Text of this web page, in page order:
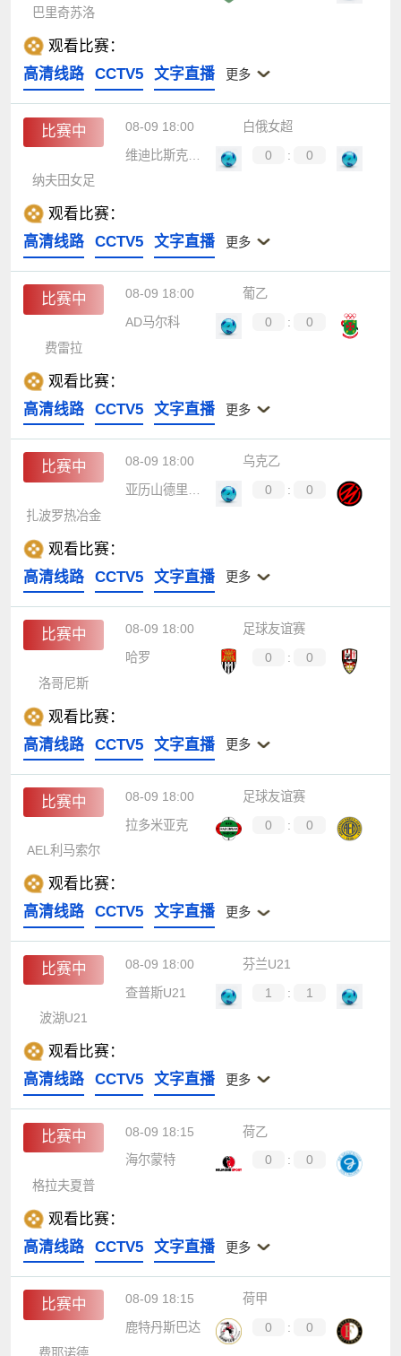
巴里奇苏洛
观看比赛：
高清线路
CCTV5 文字直播 更多
比赛中 08-09 18:00
白俄女超
维迪比斯克女足
0 :
0
纳夫田女足
观看比赛：
高清线路
CCTV5 文字直播 更多
比赛中 08-09 18:00
葡乙
AD马尔科
0 :
0
费雷拉
观看比赛：
高清线路
CCTV5 文字直播 更多
比赛中 08-09 18:00
乌克乙
0 :
0
扎波罗热冶金
观看比赛：
高清线路
CCTV5 文字直播 更多
比赛中 08-09 18:00
足球友谊赛
哈罗
0 :
0
洛哥尼斯
观看比赛：
高清线路
CCTV5 文字直播 更多
比赛中 08-09 18:00
足球友谊赛
拉多米亚克
0 :
0
AEL利马索尔
观看比赛：
高清线路
CCTV5 文字直播 更多
比赛中 08-09 18:00
芬兰U21
查普斯U21
1 :
1
波湖U21
观看比赛：
高清线路
CCTV5 文字直播 更多
比赛中 08-09 18:15
荷乙
海尔蒙特
0 :
0
格拉夫夏普
观看比赛：
高清线路
CCTV5 文字直播 更多
比赛中 08-09 18:15
荷甲
鹿特丹斯巴达
0 :
0